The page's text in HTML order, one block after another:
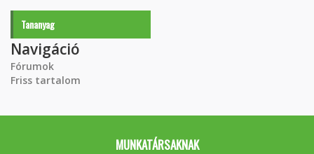
Tananyag
Navigáció
Fórumok
Friss tartalom
MUNKATÁRSAKNAK